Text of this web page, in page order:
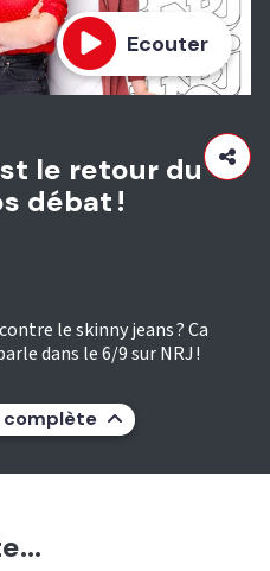
Ecouter
le retour du
débat !
le skinny jeans ? Ca
dans le 6/9 sur NRJ !
complète